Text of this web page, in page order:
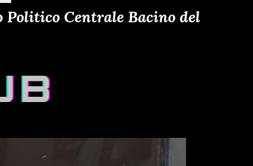
Centrale Bacino del